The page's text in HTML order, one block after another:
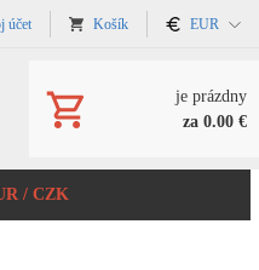
účet Košík EUR
je prázdny
za 0.00 €
/ CZK